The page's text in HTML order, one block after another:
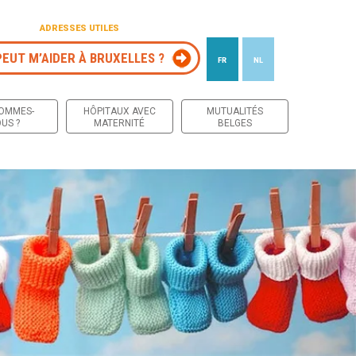
ADRESSES UTILES
M’AIDER À BRUXELLES ? FR NL
?
HÔPITAUX AVEC
MATERNITÉ
MUTUALITÉS
BELGES